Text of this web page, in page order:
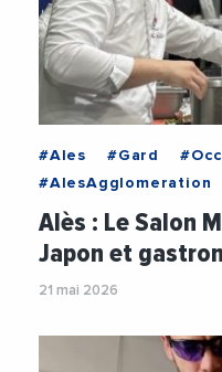
#Ales #Gard
#AlesAgglomeration
#CCI
#CCIGARD
Alès : Le Salon
Japon et
21 mai 2026